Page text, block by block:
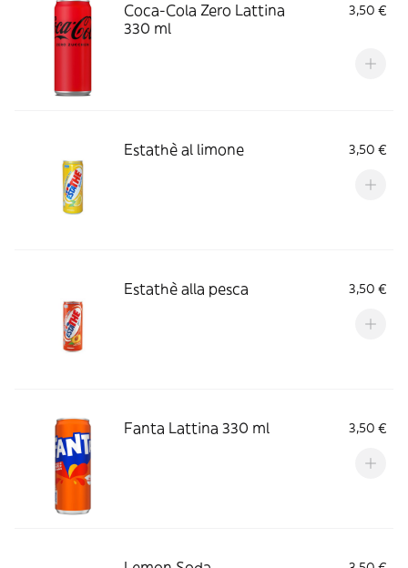
Coca-Cola Zero Lattina
330 ml
3,50 €
Estathè al limone 3,50 €
Estathè alla pesca 3,50 €
Fanta Lattina 330 ml 3,50 €